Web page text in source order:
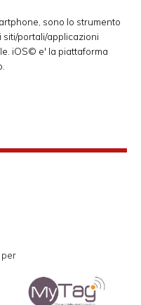
sono lo strumento
portali/applicazioni
iOS© e' la piattaforma
per